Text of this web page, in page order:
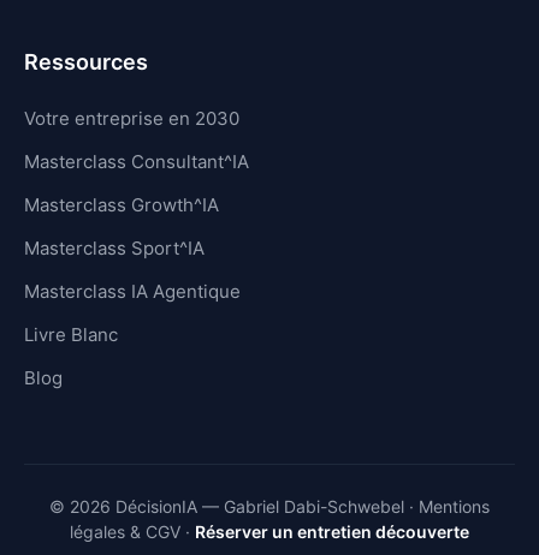
Ressources
Votre entreprise en 2030
Masterclass Consultant^IA
Masterclass Growth^IA
Masterclass Sport^IA
Masterclass IA Agentique
Livre Blanc
Blog
© 2026 DécisionIA — Gabriel Dabi-Schwebel · Mentions
légales & CGV · Réserver un entretien découverte